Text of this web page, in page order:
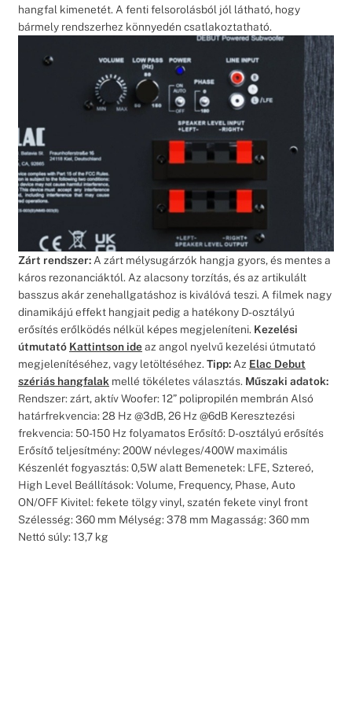
hangfal kimenetét. A fenti felsorolásból jól látható, hogy
bármely rendszerhez könnyedén csatlakoztatható.
Zárt rendszer:A zárt mélysugárzók hangja gyors, és mentes a
káros rezonanciáktól. Az alacsony torzítás, és az artikulált
basszus akár zenehallgatáshoz is kiválóvá teszi. A filmek nagy
dinamikájú effekt hangjait pedig a hatékony D-osztályú
erősítés erőlködés nélkül képes megjeleníteni. Kezelési
útmutató Kattintson ideaz angol nyelvű kezelési útmutató
megjelenítéséhez, vagy letöltéséhez. Tipp:Az Elac Debut
szériás hangfalak mellé tökéletes választás. Műszaki adatok:
Rendszer: zárt, aktív Woofer: 12” polipropilén membrán Alsó
határfrekvencia: 28 Hz @3dB, 26 Hz @6dB Keresztezési
frekvencia: 50-150 Hz folyamatos Erősítő: D-osztályú erősítés
Erősítő teljesítmény: 200W névleges/400W maximális
Készenlét fogyasztás: 0,5W alatt Bemenetek: LFE, Sztereó,
High Level Beállítások: Volume, Frequency, Phase, Auto
ON/OFF Kivitel: fekete tölgy vinyl, szatén fekete vinyl front
Szélesség: 360 mm Mélység: 378 mm Magasság: 360 mm
Nettó súly: 13,7 kg